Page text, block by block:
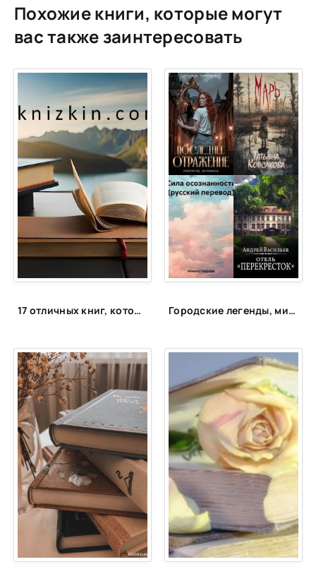
17
19
20
21
22
23
25
Похожие книги, которые могут
вас также заинтересовать
17 отличных книг, которые вы могли пропустить. Что почитать интересного Городские легенды, мистические истории и всё о хтони